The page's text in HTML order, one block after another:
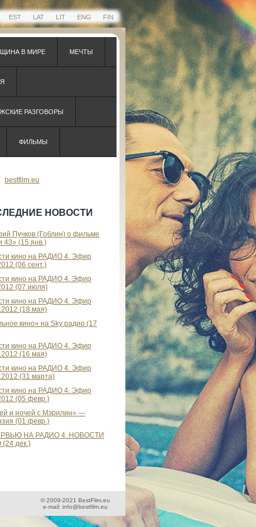
EST LAT LIT ENG FIN
В МИРЕ МЕЧТЫ
РАЗГОВОРЫ
ФИЛЬМЫ
bestfilm.eu
НОВОСТИ
Пучков (Гоблин) о фильме
43» (15 янв.)
кино на РАДИО 4. Эфир
(06 сент.)
кино на РАДИО 4. Эфир
(07 июля)
кино на РАДИО 4. Эфир
(18 мая)
кино» на Sky радио (17
кино на РАДИО 4. Эфир
(16 мая)
кино на РАДИО 4. Эфир
(31 марта)
кино на РАДИО 4. Эфир
(05 февр.)
и ночей с Мэрилин» —
(01 февр.)
НА РАДИО 4. НОВОСТИ
дек.)
© 2009-2021 BestFilm.eu
e-mail: info@bestfilm.eu